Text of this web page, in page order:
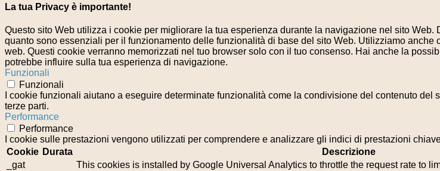
La tua Privacy è importante!
Questo sito Web utilizza i cookie per migliorare la tua esperienza durante la navigazione nel sito
quanto sono essenziali per il funzionamento delle funzionalità di base del sito Web. Utilizziamo
web. Questi cookie verranno memorizzati nel tuo browser solo con il tuo consenso. Hai anche la
potrebbe influire sulla tua esperienza di navigazione.
Funzionali
Funzionali
I cookie funzionali aiutano a eseguire determinate funzionalità come la condivisione del contenuto
terze parti.
Performance
Performance
I cookie sulle prestazioni vengono utilizzati per comprendere e analizzare gli indici di prestazioni
Cookie Durata
Descrizione
_gat
This cookies is installed by Google Universal Analytics to throttle the request rate to